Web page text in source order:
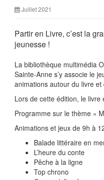
Juillet 2021
Partir en Livre, c’est la
jeunesse !
La bibliothèque multimédia
Sainte-Anne s’y associe le
animations autour du livre et
Lors de cette édition, le
Programme sur le thème «
Animations et jeux de 9h à
Balade littéraire en
L’heure du conte
Pêche à la ligne
Top chrono